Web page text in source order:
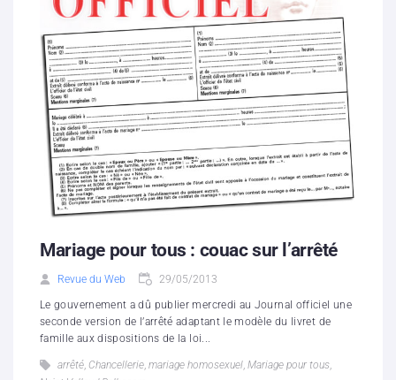
Hébergement solidaire
Mariage pour tous : couac sur l’arrêté
Revue du Web 29/05/2013
Le gouvernement a dû publier mercredi au Journal officiel une
seconde version de l’arrêté adaptant le modèle du livret de
famille aux dispositions de la loi...
arrêté, Chancellerie, mariage homosexuel, Mariage pour tous,